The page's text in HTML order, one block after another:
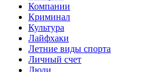
Компании
Криминал
Культура
Лайфхаки
Летние виды спорта
Личный счет
Люди